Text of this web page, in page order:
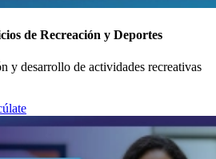
de Recreación y Deportes
y desarrollo de actividades recreativas